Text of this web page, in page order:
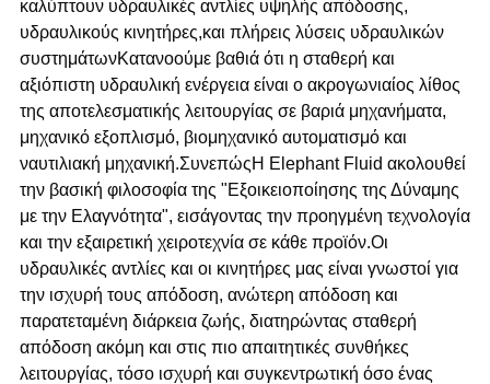
καλύπτουν υδραυλικές αντλίες υψηλής απόδοσης,
υδραυλικούς κινητήρες,και πλήρεις λύσεις υδραυλικών
συστημάτωνΚατανοούμε βαθιά ότι η σταθερή και
αξιόπιστη υδραυλική ενέργεια είναι ο ακρογωνιαίος λίθος
της αποτελεσματικής λειτουργίας σε βαριά μηχανήματα,
μηχανικό εξοπλισμό, βιομηχανικό αυτοματισμό και
ναυτιλιακή μηχανική.ΣυνεπώςΗ Elephant Fluid ακολουθεί
την βασική φιλοσοφία της "Εξοικειοποίησης της Δύναμης
με την Ελαγνότητα", εισάγοντας την προηγμένη τεχνολογία
και την εξαιρετική χειροτεχνία σε κάθε προϊόν.Οι
υδραυλικές αντλίες και οι κινητήρες μας είναι γνωστοί για
την ισχυρή τους απόδοση, ανώτερη απόδοση και
παρατεταμένη διάρκεια ζωής, διατηρώντας σταθερή
απόδοση ακόμη και στις πιο απαιτητικές συνθήκες
λειτουργίας, τόσο ισχυρή και συγκεντρωτική όσο ένας